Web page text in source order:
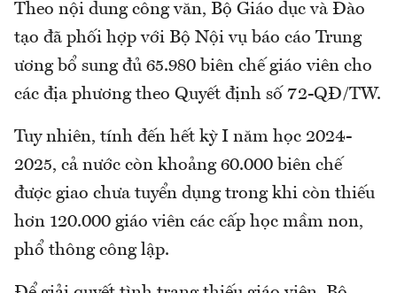
Theo nội dung công văn, Bộ Giáo dục và Đào
tạo đã phối hợp với Bộ Nội vụ báo cáo Trung
ương bổ sung đủ 65.980 biên chế giáo viên cho
các địa phương theo Quyết định số 72-QĐ/TW.
Tuy nhiên, tính đến hết kỳ I năm học 2024-
2025, cả nước còn khoảng 60.000 biên chế
được giao chưa tuyển dụng trong khi còn thiếu
hơn 120.000 giáo viên các cấp học mầm non,
phổ thông công lập.